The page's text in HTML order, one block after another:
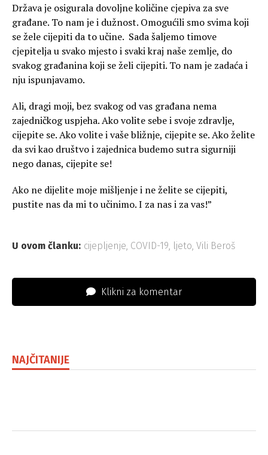
Država je osigurala dovoljne količine cjepiva za sve
građane. To nam je i dužnost. Omogućili smo svima koji
se žele cijepiti da to učine. Sada šaljemo timove
cjepitelja u svako mjesto i svaki kraj naše zemlje, do
svakog građanina koji se želi cijepiti. To nam je zadaća i
nju ispunjavamo.
Ali, dragi moji, bez svakog od vas građana nema
zajedničkog uspjeha. Ako volite sebe i svoje zdravlje,
cijepite se. Ako volite i vaše bližnje, cijepite se. Ako želite
da svi kao društvo i zajednica budemo sutra sigurniji
nego danas, cijepite se!
Ako ne dijelite moje mišljenje i ne želite se cijepiti,
pustite nas da mi to učinimo. I za nas i za vas!”
U ovom članku: cijepljenje, COVID-19, ljeto, Vili Beroš
Klikni za komentar
NAJČITANIJE